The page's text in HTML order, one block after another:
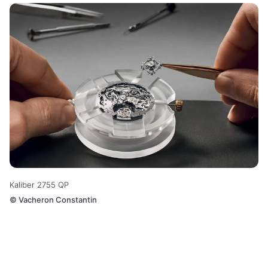
Kaliber 2755 QP
© Vacheron Constantin